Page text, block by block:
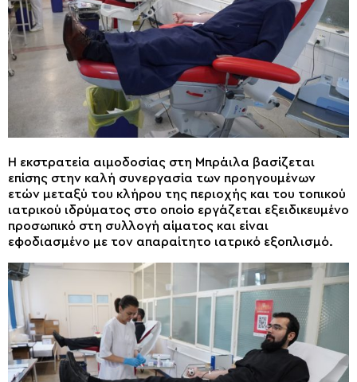
Η εκστρατεία αιμοδοσίας στη Μπράιλα βασίζεται
επίσης στην καλή συνεργασία των προηγουμένων
ετών μεταξύ του κλήρου της περιοχής και του τοπικού
ιατρικού ιδρύματος στο οποίο εργάζεται εξειδικευμένο
προσωπικό στη συλλογή αίματος και είναι
εφοδιασμένο με τον απαραίτητο ιατρικό εξοπλισμό.